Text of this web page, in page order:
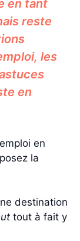
en tant
reste
les
en
en
la
destination
tout à fait y